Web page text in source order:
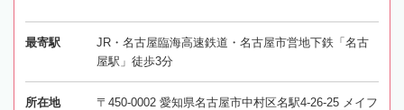
最寄駅
JR・名古屋臨海高速鉄道・名古屋市営地下鉄「名古
屋駅」徒歩3分
所在地
〒450-0002 愛知県名古屋市中村区名駅4-26-25 メイフ